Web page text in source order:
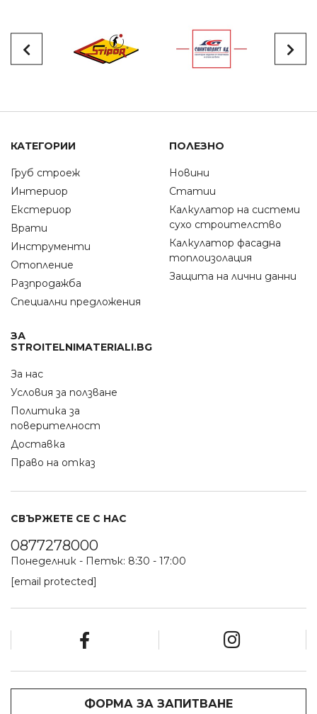
КАТЕГОРИИ
Груб строеж
Интериор
Екстериор
Врати
Инструменти
Отопление
Разпродажба
Специални предложения
ПОЛЕЗНО
Новини
Статии
Калкулатор на системи
сухо строителство
Калкулатор фасадна
топлоизолация
Защита на лични данни
ЗА
STROITELNIMATERIALI.BG
За нас
Условия за ползване
Политика за
поверителност
Доставка
Право на отказ
СВЪРЖЕТЕ СЕ С НАС
0877278000
Понеделник - Петък: 8:30 - 17:00
[email protected]
ФОРМА ЗА ЗАПИТВАНЕ